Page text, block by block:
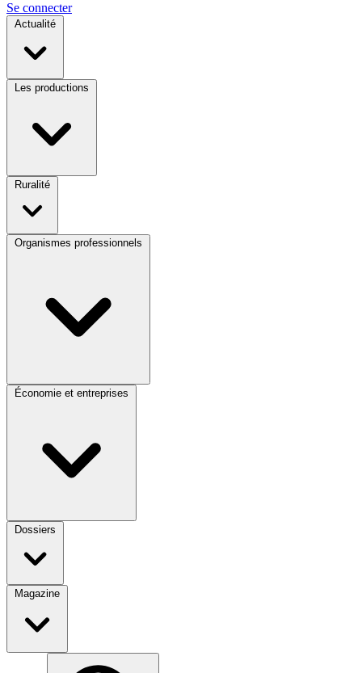
Se connecter
Actualité
Les productions
Ruralité
Organismes professionnels
Économie et entreprises
Dossiers
Magazine